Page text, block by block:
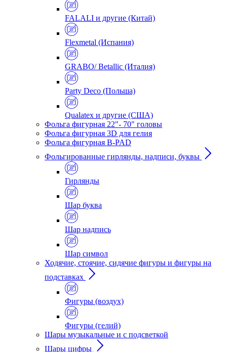
FALALI и другие (Китай)
Flexmetal (Испания)
GRABO/ Betallic (Италия)
Party Deco (Польша)
Qualatex и другие (США)
Фольга фигурная 22"- 70" головы
Фольга фигурная 3D для гелия
Фольга фигурная B-PAD
Фольгированные гирлянды, надписи, буквы
Гирлянды
Шар буква
Шар надпись
Шар символ
Ходячие, стоячие, сидячие фигуры и фигуры на
подставках
Фигуры (воздух)
Фигуры (гелий)
Шары музыкальные и с подсветкой
Шары цифры